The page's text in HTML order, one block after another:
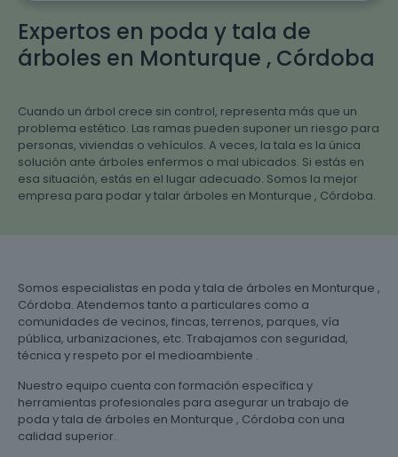
Expertos en poda y tala de
árboles en Monturque , Córdoba
Cuando un árbol crece sin control, representa más que un
problema estético. Las ramas pueden suponer un riesgo para
personas, viviendas o vehículos. A veces, la tala es la única
solución ante árboles enfermos o mal ubicados. Si estás en
esa situación, estás en el lugar adecuado. Somos la mejor
empresa para podar y talar árboles en Monturque , Córdoba.
Somos especialistas en poda y tala de árboles en Monturque ,
Córdoba. Atendemos tanto a particulares como a
comunidades de vecinos, fincas, terrenos, parques, vía
pública, urbanizaciones, etc. Trabajamos con seguridad,
técnica y respeto por el medioambiente .
Nuestro equipo cuenta con formación específica y
herramientas profesionales para asegurar un trabajo de
poda y tala de árboles en Monturque , Córdoba con una
calidad superior.